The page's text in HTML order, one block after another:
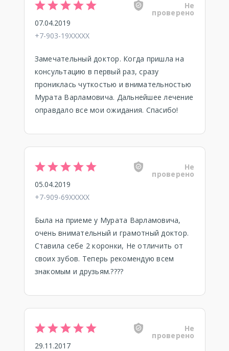
Не
проверено
07.04.2019
+7-903-19XXXXX
Замечательный доктор. Когда пришла на
консультацию в первый раз, сразу
прониклась чуткостью и внимательностью
Мурата Варламовича. Дальнейшее лечение
оправдало все мои ожидания. Спасибо!
Не
проверено
05.04.2019
+7-909-69XXXXX
Была на приеме у Мурата Варламовича,
очень внимательный и грамотный доктор.
Ставила себе 2 коронки, Не отличить от
своих зубов. Теперь рекомендую всем
знакомым и друзьям.????
Не
проверено
29.11.2017